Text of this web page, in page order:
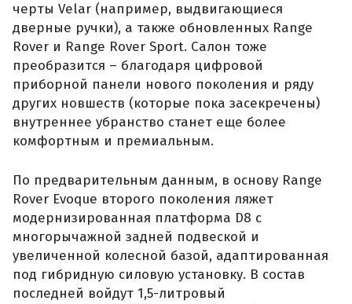
черты Velar (например, выдвигающиеся
дверные ручки), а также обновленных Range
Rover и Range Rover Sport. Салон тоже
преобразится – благодаря цифровой
приборной панели нового поколения и ряду
других новшеств (которые пока засекречены)
внутреннее убранство станет еще более
комфортным и премиальным.
По предварительным данным, в основу Range
Rover Evoque второго поколения ляжет
модернизированная платформа D8 с
многорычажной задней подвеской и
увеличенной колесной базой, адаптированная
под гибридную силовую установку. В состав
последней войдут 1,5-литровый